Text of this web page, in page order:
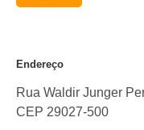
Endereço
Rua Waldir Junger
CEP 29027-500